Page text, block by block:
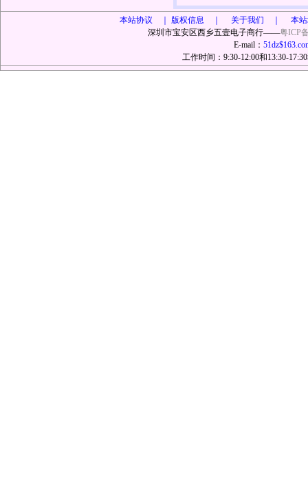
本站协议 ｜
版权信息 ｜ 关于我们 ｜ 本
深圳市宝安区西乡五壹电子商行——粤ICP
E-mail：
工作时间：9:30-12:00和13:30-